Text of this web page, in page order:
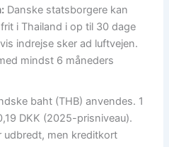
Danske statsborgere kan
i Thailand i op til 30 dage
indrejse sker ad luftvejen.
mindst 6 måneders
baht (THB) anvendes. 1
DKK (2025-prisniveau).
udbredt, men kreditkort